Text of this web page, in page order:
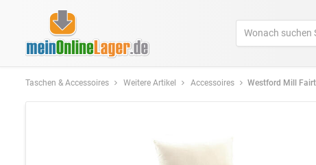
Taschen & Accessoires Weitere Artikel Accessoires Westford Mill Fairtrade Kissenbezug